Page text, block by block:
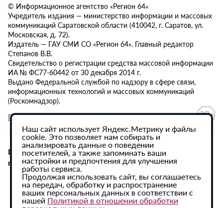
© Информационное агентство «Регион 64»
Учредитель издания — министерство информации и массовых
коммуникаций Саратовской области (410042, г. Саратов, ул.
Московская, д. 72).
Издатель — ГАУ СМИ СО «Регион 64». Главный редактор
Степанов В.В.
Свидетельство о регистрации средства массовой информации
ИА № ФС77-60442 от 30 декабря 2014 г.
Выдано Федеральной службой по надзору в сфере связи,
информационных технологий и массовых коммуникаций
(Роскомнадзор).
Политика в отношении обработки персональных данных
При использовании материалов сайта активная
гиперссылка на ИА «Регион 64» обязательна.
Наш сайт использует Яндекс.Метрику и файлы
cookie. Это позволяет нам собирать и
анализировать данные о поведении
посетителей, а также запоминать ваши
настройки и предпочтения для улучшения
работы сервиса.
Продолжая использовать сайт, вы соглашаетесь
на передач, обработку и распространение
ваших персональных данных в соответствии с
нашей Политикой в отношении обработки